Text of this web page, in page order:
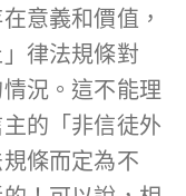
意義和價值，
律法規條對
況。這不能理
的「非信徒外
條而定為不